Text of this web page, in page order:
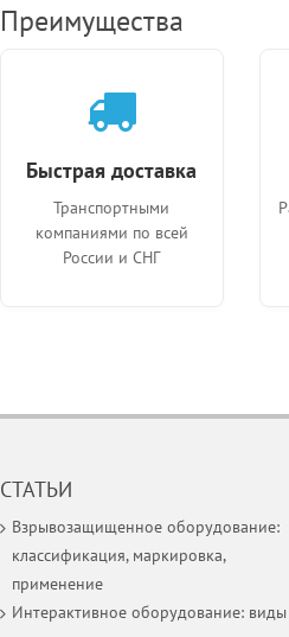
Преимущества
Быстрая доставка
Транспортными
компаниями по всей
России и СНГ
СТАТЬИ
Взрывозащищенное оборудование:
классификация, маркировка,
применение
Интерактивное оборудование: